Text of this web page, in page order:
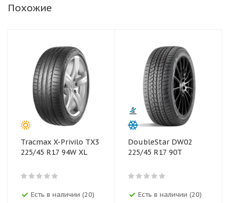
Похожие
Tracmax X-Privilo TX3
225/45 R17 94W XL
Есть в наличии (20)
DoubleStar DW02
225/45 R17 90T
Есть в наличии (20)